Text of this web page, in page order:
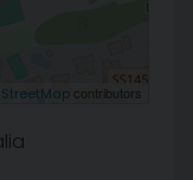
contributors